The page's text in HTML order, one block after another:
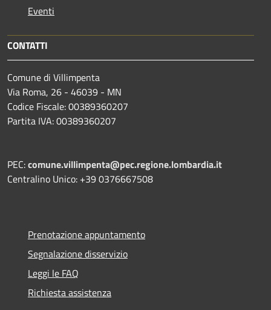
Eventi
CONTATTI
Comune di Villimpenta
Via Roma, 26 - 46039 - MN
Codice Fiscale: 00389360207
Partita IVA: 00389360207
PEC:comune.villimpenta@pec.regione.lombardia.it
Centralino Unico: +39 0376667508
Prenotazione appuntamento
Segnalazione disservizio
Leggi le FAQ
Richiesta assistenza